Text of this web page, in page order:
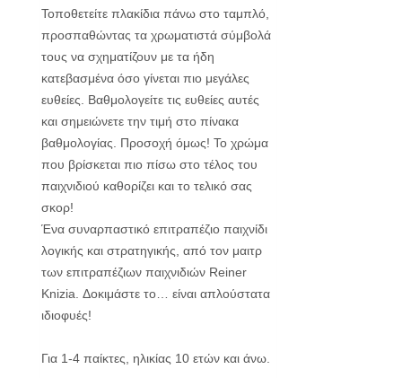
Τοποθετείτε πλακίδια πάνω στο ταμπλό,
προσπαθώντας τα χρωματιστά σύμβολά
τους να σχηματίζουν με τα ήδη
κατεβασμένα όσο γίνεται πιο μεγάλες
ευθείες. Βαθμολογείτε τις ευθείες αυτές
και σημειώνετε την τιμή στο πίνακα
βαθμολογίας. Προσοχή όμως! Το χρώμα
που βρίσκεται πιο πίσω στο τέλος του
παιχνιδιού καθορίζει και το τελικό σας
σκορ!
Ένα συναρπαστικό επιτραπέζιο παιχνίδι
λογικής και στρατηγικής, από τον μαιτρ
των επιτραπέζιων παιχνιδιών Reiner
Knizia. Δοκιμάστε το… είναι απλούστατα
ιδιοφυές!
Για 1-4 παίκτες, ηλικίας 10 ετών και άνω.